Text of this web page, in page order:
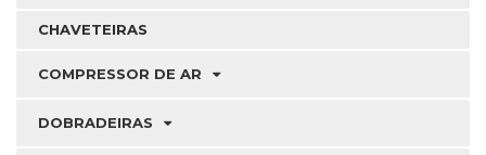
CHAVETEIRAS
COMPRESSOR DE AR
DOBRADEIRAS